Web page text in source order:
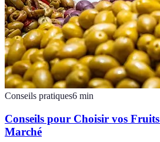
Conseils pratiques6 min
Conseils pour Choisir vos
Marché